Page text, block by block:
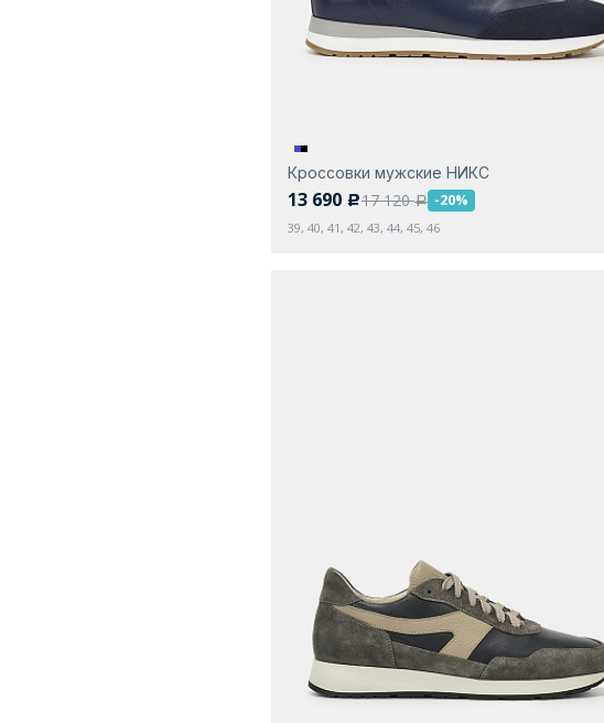
Кроссовки мужские НИКС
13 690 c17 120a -20%
39, 40, 41, 42, 43, 44, 45, 46